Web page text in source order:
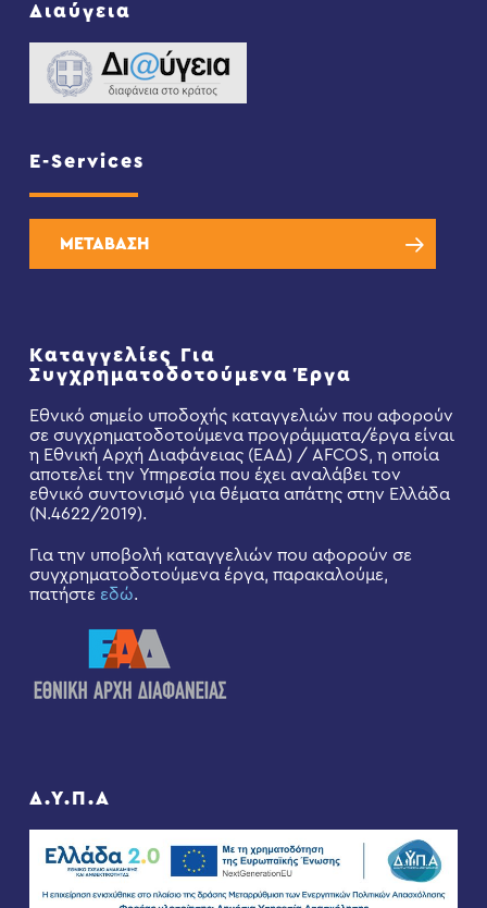
Διαύγεια
E-Services
ΜΕΤΑΒΑΣΗ
Καταγγελίες Για
Συγχρηματοδοτούμενα Έργα
Εθνικό σημείο υποδοχής καταγγελιών που αφορούν
σε συγχρηματοδοτούμενα προγράμματα/έργα είναι
η Εθνική Αρχή Διαφάνειας (ΕΑΔ) / AFCOS, η οποία
αποτελεί την Υπηρεσία που έχει αναλάβει τον
εθνικό συντονισμό για θέματα απάτης στην Ελλάδα
(Ν.4622/2019).
Για την υποβολή καταγγελιών που αφορούν σε
συγχρηματοδοτούμενα έργα, παρακαλούμε,
πατήστε εδώ.
Δ.Υ.Π.Α